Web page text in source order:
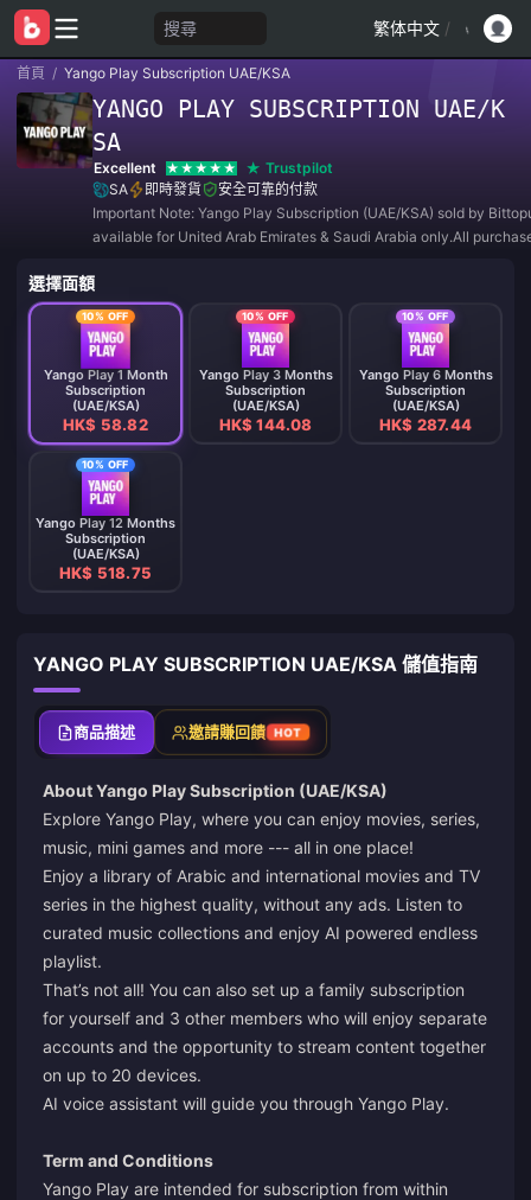
搜尋 繁体中文 /
首頁 / Yango Play Subscription UAE/KSA
YANGO PLAY SUBSCRIPTION UAE/K
SA
Excellent
Trustpilot
SA
即時發貨
安全可靠的付款
Important Note: Yango Play Subscription (UAE/KSA) sold by
available for United Arab Emirates & Saudi Arabia only.All
選擇面額
10% OFF
Yango Play 1 Month
Subscription
(UAE/KSA)
HK$ 58.82
10% OFF
Yango Play 3 Months
Subscription
(UAE/KSA)
HK$ 144.08
10% OFF
Yango Play 6 Months
Subscription
(UAE/KSA)
HK$ 287.44
10% OFF
Yango Play 12 Months
Subscription
(UAE/KSA)
HK$ 518.75
YANGO PLAY SUBSCRIPTION UAE/KSA 儲值指南
商品描述 邀請賺回饋 HOT
About Yango Play Subscription (UAE/KSA)
Explore Yango Play, where you can enjoy movies, series,
music, mini games and more --- all in one place!
Enjoy a library of Arabic and international movies and TV
series in the highest quality, without any ads. Listen to
curated music collections and enjoy AI powered endless
playlist.
That’s not all! You can also set up a family subscription
for yourself and 3 other members who will enjoy separate
accounts and the opportunity to stream content together
on up to 20 devices.
AI voice assistant will guide you through Yango Play.
Term and Conditions
Yango Play are intended for subscription from within